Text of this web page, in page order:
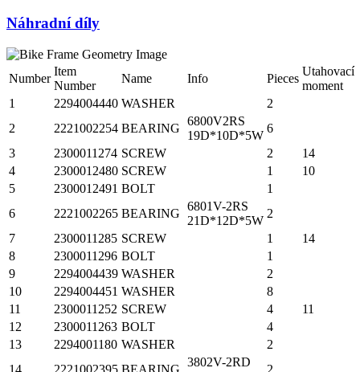
Náhradní díly
Number
Item
Number
Name Info Pieces
Utahovací
moment
1
2294004440 WASHER
2
2
2221002254 BEARING
6800V2RS
19D*10D*5W
6
3
2300011274 SCREW 2
14
4
2300012480 SCREW 1
10
5
2300012491 BOLT
1
6
2221002265 BEARING
6801V-2RS
21D*12D*5W
2
7
2300011285 SCREW 1
14
8
2300011296 BOLT
1
9
2294004439 WASHER
2
10
2294004451 WASHER
8
11
2300011252 SCREW 4
11
12
2300011263 BOLT
4
13
2294001180 WASHER
2
14
2221002395 BEARING
3802V-2RD
2